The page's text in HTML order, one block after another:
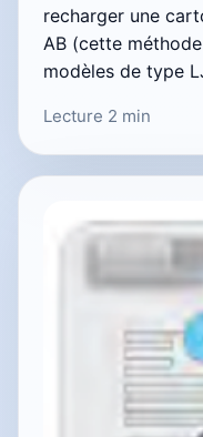
recharger une
AB (cette
modèles de type
Lecture 2 min